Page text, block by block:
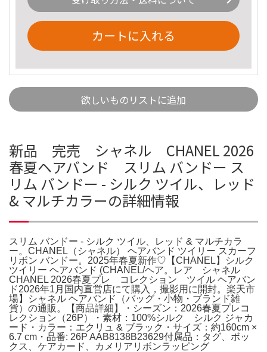
カートに入れる
欲しいものリストに追加
新品 完売 シャネル CHANEL 2026
春夏ヘアバンド スリム バンドー ス
リム バンドー - シルク ツイル、レッド
& マルチカラーの詳細情報
スリム バンドー - シルク ツイル、レッド & マルチカラ
ー。CHANEL（シャネル） ヘアバンド ツイリー スカーフ
リボン バンドー。2025年春夏新作♡【CHANEL】シルク
ツイリー ヘアバンド (CHANEL/ヘア。レア シャネル
CHANEL 2026春夏プレ コレクション ツイル ヘアバン
ド2026年1月国内直営店にて購入，撮影用に開封。楽天市
場】シャネル ヘアバンド（バッグ・小物・ブランド雑
貨）の通販。【商品詳細】・シーズン：2026春夏プレコ
レクション（26P）・素材：100%シルク シルク ジャカ
ード・カラー：エクリュ & ブラック・サイズ：約160cm ×
6.7 cm・品番: 26P AAB8138B23629付属品：タグ、ボッ
クス、ケアカード、カメリアリボンラッピング